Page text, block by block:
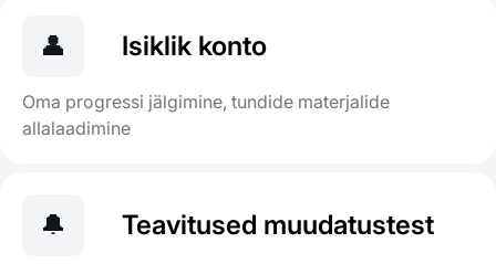
👤 Isiklik konto
Oma progressi jälgimine, tundide materjalide
allalaadimine
🔔 Teavitused muudatustest